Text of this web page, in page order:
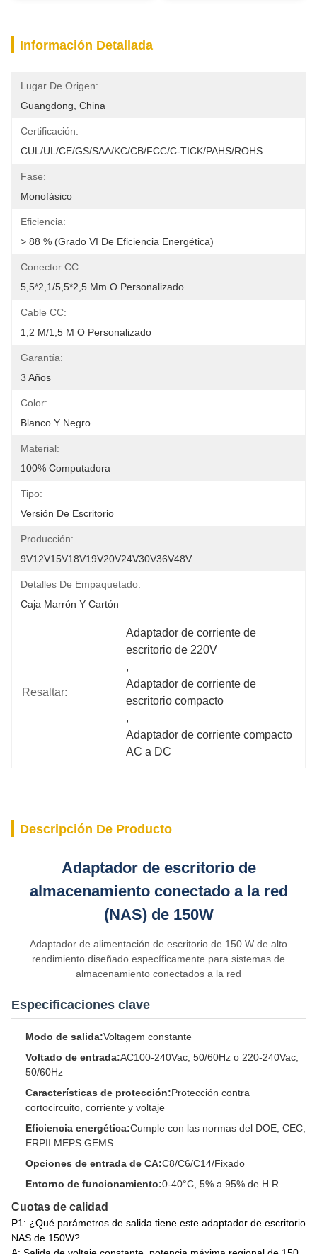
Información Detallada
Lugar De Origen:
Guangdong, China
Certificación:
CUL/UL/CE/GS/SAA/KC/CB/FCC/C-TICK/PAHS/ROHS
Fase:
Monofásico
Eficiencia:
> 88 % (Grado VI De Eficiencia Energética)
Conector CC:
5,5*2,1/5,5*2,5 Mm O Personalizado
Cable CC:
1,2 M/1,5 M O Personalizado
Garantía:
3 Años
Color:
Blanco Y Negro
Material:
100% Computadora
Tipo:
Versión De Escritorio
Producción:
9V12V15V18V19V20V24V30V36V48V
Detalles De Empaquetado:
Caja Marrón Y Cartón
Resaltar:
Adaptador de corriente de
escritorio de 220V
,
Adaptador de corriente de
escritorio compacto
,
Adaptador de corriente compacto
AC a DC
Descripción De Producto
Adaptador de escritorio de
almacenamiento conectado a la red
(NAS) de 150W
Adaptador de alimentación de escritorio de 150 W de alto
rendimiento diseñado específicamente para sistemas de
almacenamiento conectados a la red
Especificaciones clave
Modo de salida:Voltagem constante
Voltado de entrada:AC100-240Vac, 50/60Hz o 220-240Vac,
50/60Hz
Características de protección:Protección contra
cortocircuito, corriente y voltaje
Eficiencia energética:Cumple con las normas del DOE, CEC,
ERPII MEPS GEMS
Opciones de entrada de CA:C8/C6/C14/Fixado
Entorno de funcionamiento:0-40°C, 5% a 95% de H.R.
Cuotas de calidad
P1: ¿Qué parámetros de salida tiene este adaptador de escritorio
NAS de 150W?